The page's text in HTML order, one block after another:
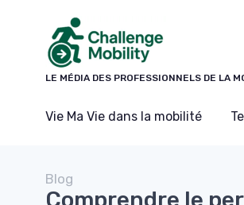
LE MÉDIA DES PROFESSIONNELS DE LA
Vie Ma Vie dans la mobilité
Blog